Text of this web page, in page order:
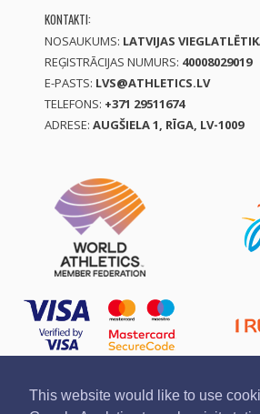
This website would like to use
KONTAKTI:
NOSAUKUMS: LATVIJAS
REĢISTRĀCIJAS NUMURS: 40008029019
E-PASTS: LVS@ATHLETICS.LV
TELEFONS: +371 29511674
ADRESE: AUGŠIELA 1, RĪGA, LV-1009